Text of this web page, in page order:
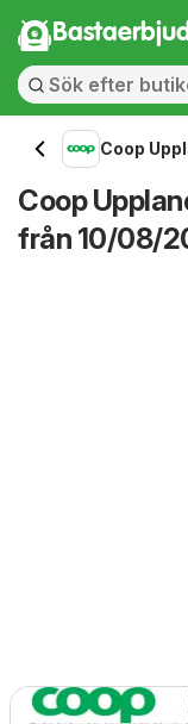
Coop
Coop
från 10/08/